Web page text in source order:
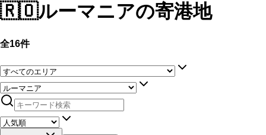
🇷🇴ルーマニアの寄港地
全16件